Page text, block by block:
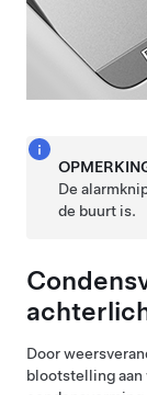
De
de buurt is.
Door
blootstelling aan